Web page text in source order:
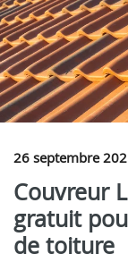
26 septembre
Couvreur
gratuit
de toiture